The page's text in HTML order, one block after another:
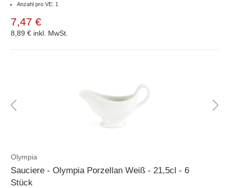
Anzahl pro VE: 1
7,47 €
8,89 € inkl. MwSt.
Olympia
Sauciere - Olympia Porzellan Weiß - 21,5cl - 6
Stück